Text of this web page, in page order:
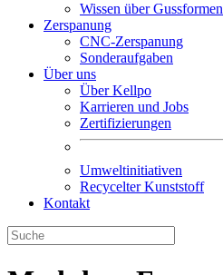
Wissen über Gussformen
Zerspanung
CNC-Zerspanung
Sonderaufgaben
Über uns
Über Kellpo
Karrieren und Jobs
Zertifizierungen
Umweltinitiativen
Recycelter Kunststoff
Kontakt